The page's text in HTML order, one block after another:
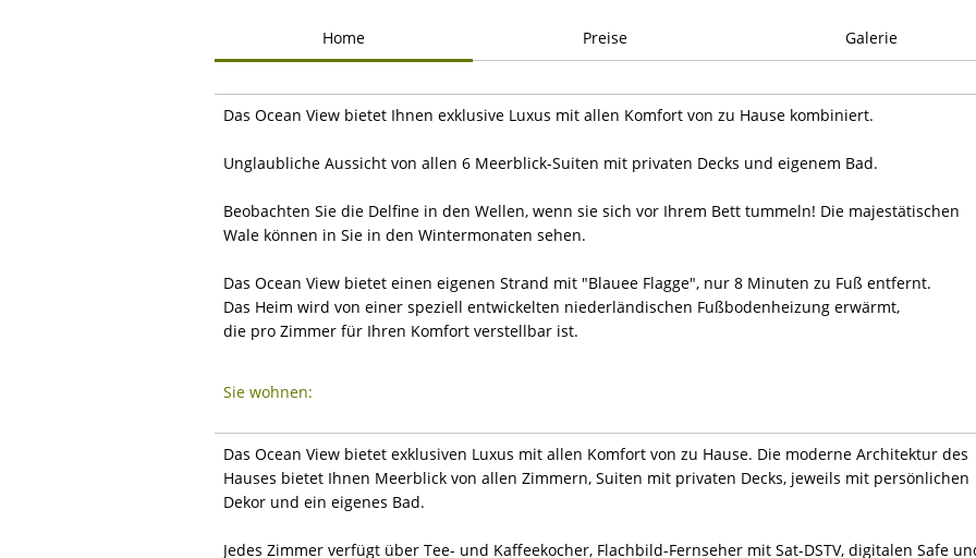
Home Preise Galerie
Das Ocean View bietet Ihnen exklusive Luxus mit allen Komfort von zu Hause kombiniert.
Unglaubliche Aussicht von allen 6 Meerblick-Suiten mit privaten Decks und eigenem Bad.
Beobachten Sie die Delfine in den Wellen, wenn sie sich vor Ihrem Bett tummeln! Die majestätischen
Wale können in Sie in den Wintermonaten sehen.
Das Ocean View bietet einen eigenen Strand mit "Blauee Flagge", nur 8 Minuten zu Fuß entfernt.
Das Heim wird von einer speziell entwickelten niederländischen Fußbodenheizung erwärmt,
die pro Zimmer für Ihren Komfort verstellbar ist.
Sie wohnen:
Das Ocean View bietet exklusiven Luxus mit allen Komfort von zu Hause. Die moderne Architektur des
Hauses bietet Ihnen Meerblick von allen Zimmern, Suiten mit privaten Decks, jeweils mit persönlichen
Dekor und ein eigenes Bad.
Jedes Zimmer verfügt über Tee- und Kaffeekocher, Flachbild-Fernseher mit Sat-DSTV, digitalen Safe